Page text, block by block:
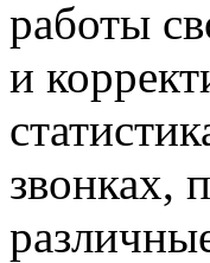
работы
и
звонках,